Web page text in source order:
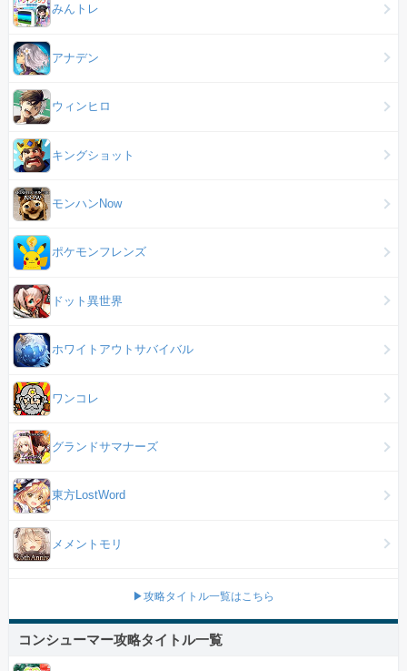
みんトレ
アナデン
ウィンヒロ
キングショット
モンハンNow
ポケモンフレンズ
ドット異世界
ホワイトアウトサバイバル
ワンコレ
グランドサマナーズ
東方LostWord
メメントモリ
▶攻略タイトル一覧はこちら
コンシューマー攻略タイトル一覧